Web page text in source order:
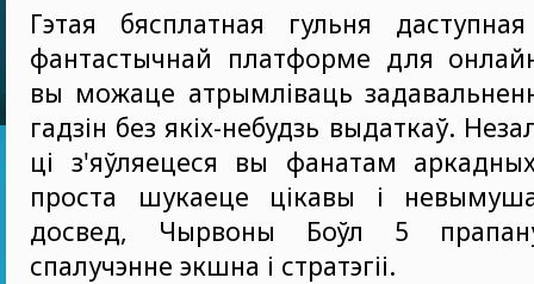
Гэтая бясплатная гульня
фантастычнай платформе для
вы можаце атрымліваць
гадзін без якіх-небудзь выдаткаў.
ці з'яўляецеся вы фанатам
проста шукаеце цікавы і
досвед, Чырвоны Боўл 5
спалучэнне экшна і стратэгіі.